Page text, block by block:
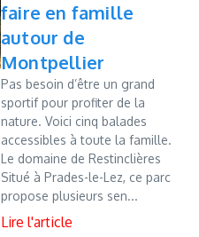
faire en famille
autour de
Montpellier
Pas besoin d’être un grand
sportif pour profiter de la
nature. Voici cinq balades
accessibles à toute la famille.
Le domaine de Restinclières
Situé à Prades-le-Lez, ce parc
propose plusieurs sen...